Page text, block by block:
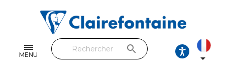
MENU
Feuilles & Copies
Beaux-arts & Dessin
search
